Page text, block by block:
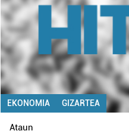
EKONOMIA GIZARTEA
Ataun